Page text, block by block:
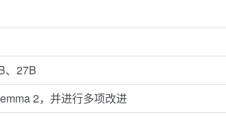
、27B
2，并进行多项改进